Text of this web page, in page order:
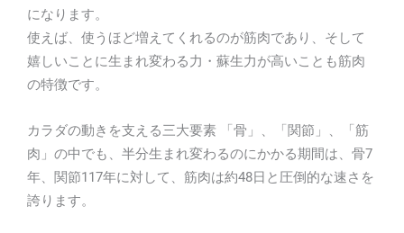
になります。
使えば、使うほど増えてくれるのが筋肉であり、そして
嬉しいことに生まれ変わる力・蘇生力が高いことも筋肉
の特徴です。
カラダの動きを支える三大要素 「骨」、「関節」、「筋
肉」の中でも、半分生まれ変わるのにかかる期間は、骨7
年、関節117年に対して、筋肉は約48日と圧倒的な速さを
誇ります。